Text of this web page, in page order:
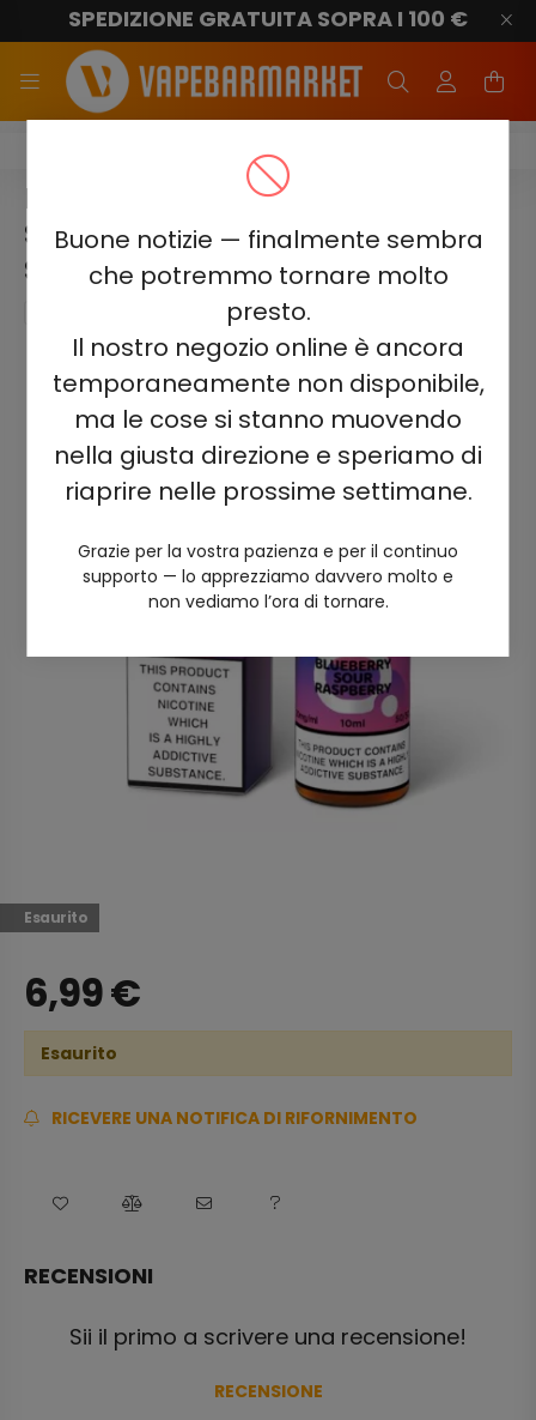
Buone notizie — finalmente sembra
che potremmo tornare molto
presto.
Il nostro negozio online è ancora
temporaneamente non disponibile,
ma le cose si stanno muovendo
nella giusta direzione e speriamo di
riaprire nelle prossime settimane.
Grazie per la vostra pazienza e per il continuo
supporto — lo apprezziamo davvero molto e
non vediamo l’ora di tornare.
SPEDIZIONE GRATUITA SOPRA I 100 €
Elf Bar ELFLIQ E-Liquid
ELF BAR ELFLIQ – BLUEBERRY
SOUR RASPBERRY 20MG NIC
SALT E-LIQUID 10ML
Esaurito
6,99€
Esaurito
RICEVERE UNA NOTIFICA DI RIFORNIMENTO
RECENSIONI
Sii il primo a scrivere una recensione!
RECENSIONE